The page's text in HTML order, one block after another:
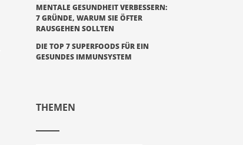
MENTALE GESUNDHEIT VERBESSERN:
7 GRÜNDE, WARUM SIE ÖFTER
RAUSGEHEN SOLLTEN
DIE TOP 7 SUPERFOODS FÜR EIN
GESUNDES IMMUNSYSTEM
THEMEN